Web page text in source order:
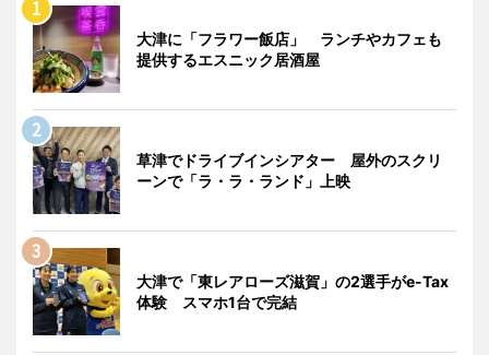
大津に「フラワー飯店」 ランチやカフェも
提供するエスニック居酒屋
草津でドライブインシアター 屋外のスクリ
ーンで「ラ・ラ・ランド」上映
大津で「東レアローズ滋賀」の2選手がe-Tax
体験 スマホ1台で完結